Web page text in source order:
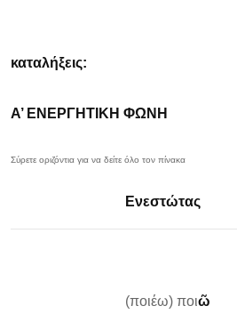
καταλήξεις:
Α’ ΕΝΕΡΓΗΤΙΚΗ ΦΩΝΗ
Ενεστώτας
(ποιέω) ποιῶ